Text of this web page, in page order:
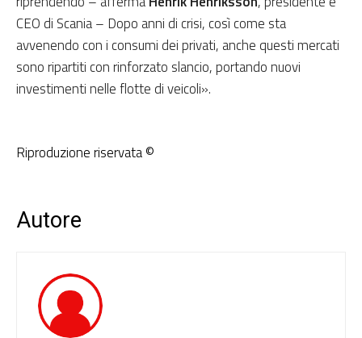
CEO di Scania – Dopo anni di crisi, così come sta
avvenendo con i consumi dei privati, anche questi mercati
sono ripartiti con rinforzato slancio, portando nuovi
investimenti nelle flotte di veicoli».
Riproduzione riservata ©
Autore